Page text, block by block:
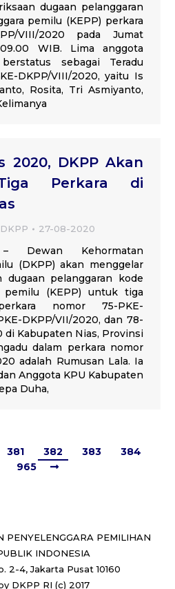
dugaan pelanggaran
pemilu (KEPP) perkara
VIII/2020 pada Jumat
WIB. Lima anggota
sebagai Teradu
DKPP/VIII/2020, yaitu Is
Rosita, Tri Asmiyanto,
2020, DKPP Akan
Perkara di
27-08-2020
Dewan Kehormatan
(DKPP) akan menggelar
dugaan pelanggaran kode
pemilu (KEPP) untuk tiga
nomor 75-PKE-
DKPP/VII/2020, dan 78-
di Kabupaten Nias, Provinsi
dalam perkara nomor
adalah Rumusan Lala. Ia
Anggota KPU Kabupaten
Duha,
381 382 383
384
965
PENYELENGGARA PEMILIHAN
INDONESIA
2-4, Jakarta Pusat 10160
DKPP RI (c) 2017